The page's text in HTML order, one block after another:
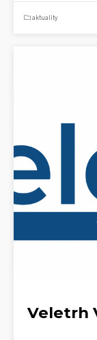
aktuality
Veletrh